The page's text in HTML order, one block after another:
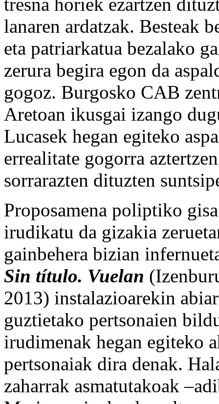
lanaren ardatzak. Besteak
eta patriarkatua bezalako
zerura begira egon da
gogoz. Burgosko CAB
Aretoan ikusgai izango
Lucasek hegan egiteko
errealitate gogorra
sorrarazten dituzten
Proposamena poliptiko
irudikatu da gizakia
gainbehera bizian
Sin título. Vuelan
2013) instalazioarekin
guztietako pertsonaien
irudimenak hegan egiteko
pertsonaiak dira denak.
zaharrak asmatutakoak